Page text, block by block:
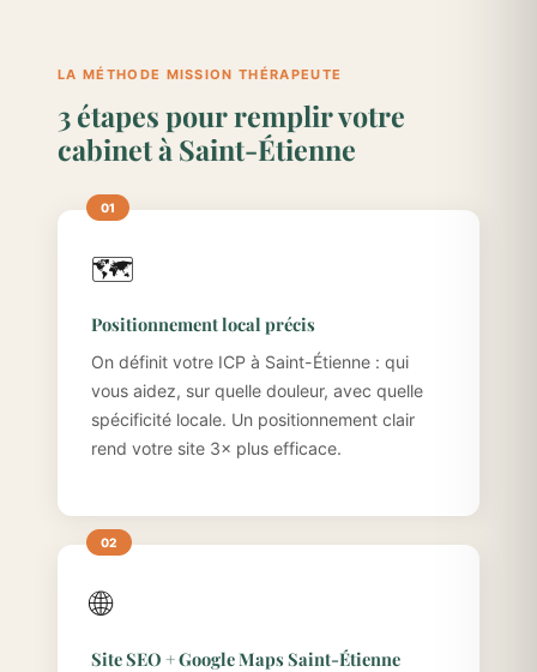
LA MÉTHODE MISSION THÉRAPEUTE
3 étapes pour remplir votre
cabinet à Saint-Étienne
🗺️
Positionnement local précis
On définit votre ICP à Saint-Étienne : qui
vous aidez, sur quelle douleur, avec quelle
spécificité locale. Un positionnement clair
rend votre site 3× plus efficace.
🌐
Site SEO + Google Maps Saint-Étienne